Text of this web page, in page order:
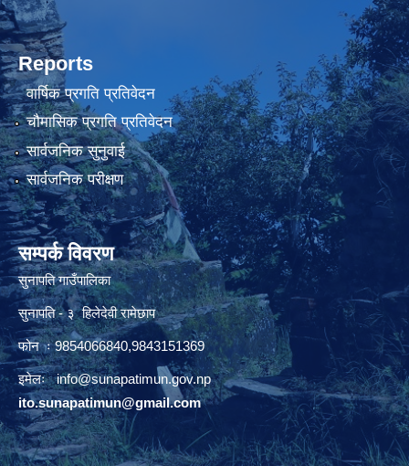
Reports
वार्षिक प्रगति प्रतिवेदन
चौमासिक प्रगति प्रतिवेदन
सार्वजनिक सुनुवाई
सार्वजनिक परीक्षण
सम्पर्क विवरण
सुनापति गाउँपालिका
सुनापति - ३ हिलेदेवी रामेछाप
फोन ः 9854066840,9843151369
इमेलः info@sunapatimun.gov.np
ito.sunapatimun@gmail.com